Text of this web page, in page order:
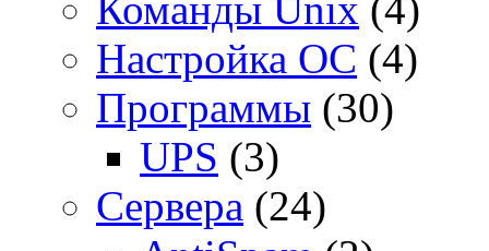
Настройка ОС (4)
Программы (30)
UPS (3)
Сервера (24)